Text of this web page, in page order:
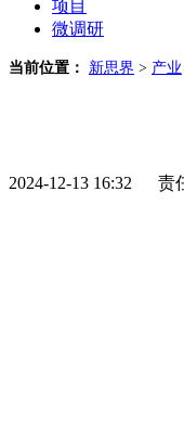
项目
微调研
当前位置： 新思界 > 产业
2024-12-13 16:32 责